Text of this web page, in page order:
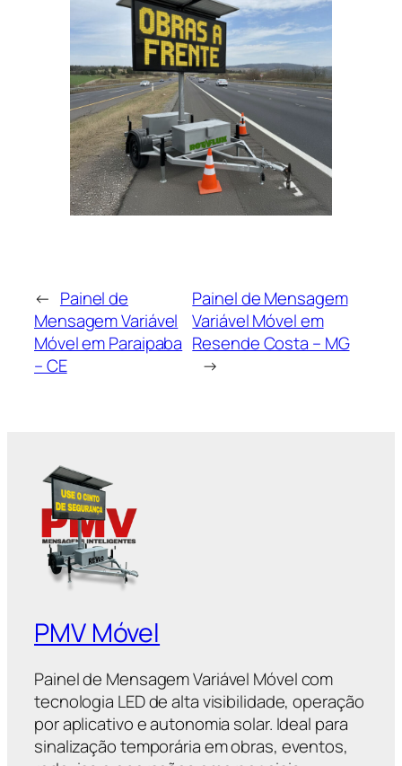
← Painel de
Mensagem Variável
Móvel em Paraipaba
– CE
Painel de Mensagem
Variável Móvel em
Resende Costa – MG
→
PMV Móvel
Painel de Mensagem Variável Móvel com
tecnologia LED de alta visibilidade, operação
por aplicativo e autonomia solar. Ideal para
sinalização temporária em obras, eventos,